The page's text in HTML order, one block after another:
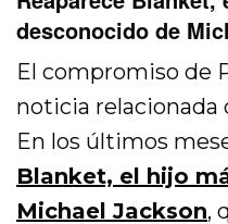
desconocido de
El compromiso de
noticia relacionada
En los últimos
Blanket, el hijo
Michael Jackson,